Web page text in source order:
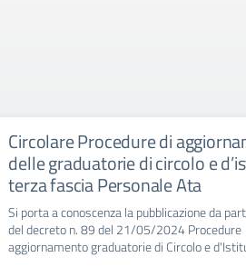
Circolare Procedure di
delle graduatorie di circolo e
terza fascia Personale Ata
Si porta a conoscenza la pubblicazione da
del decreto n. 89 del 21/05/2024 Procedure
aggiornamento graduatorie di Circolo e